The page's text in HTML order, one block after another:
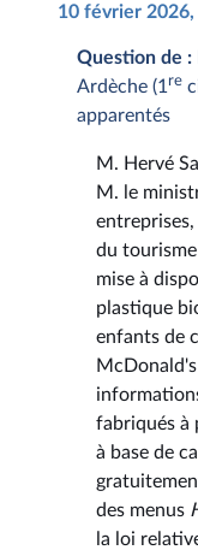
10 février 2026,
Question de :
Ardèche (1 re
apparentés
M. Hervé
M. le
du
mise à
plastique
enfants de
McDonald's
fabriqués à
à base de
des menus
la loi